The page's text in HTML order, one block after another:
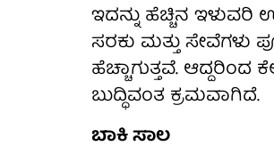
ಇದನ್ನು ಹೆಚ್ಚಿನ
ಸರಕು ಮತ್ತು ಸೇವೆಗಳು
ಹೆಚ್ಚಾಗುತ್ತವೆ. ಆದ್ದರಿಂದ
ಬುದ್ಧಿವಂತ ಕ್ರಮವಾಗಿದೆ.
ಬಾಕಿ ಸಾಲ